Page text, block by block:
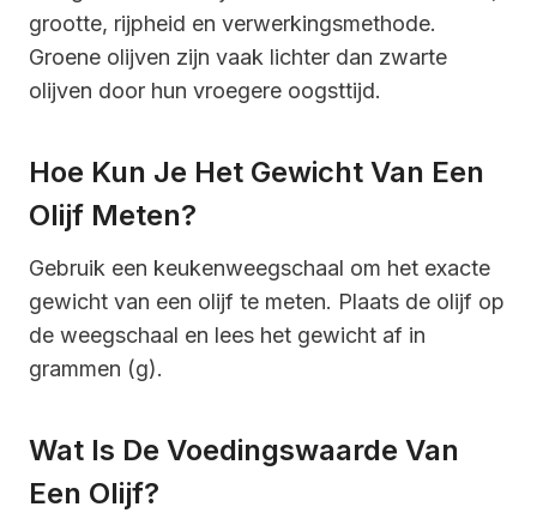
grootte, rijpheid en verwerkingsmethode.
Groene olijven zijn vaak lichter dan zwarte
olijven door hun vroegere oogsttijd.
Hoe Kun Je Het Gewicht Van Een
Olijf Meten?
Gebruik een keukenweegschaal om het exacte
gewicht van een olijf te meten. Plaats de olijf op
de weegschaal en lees het gewicht af in
grammen (g).
Wat Is De Voedingswaarde Van
Een Olijf?